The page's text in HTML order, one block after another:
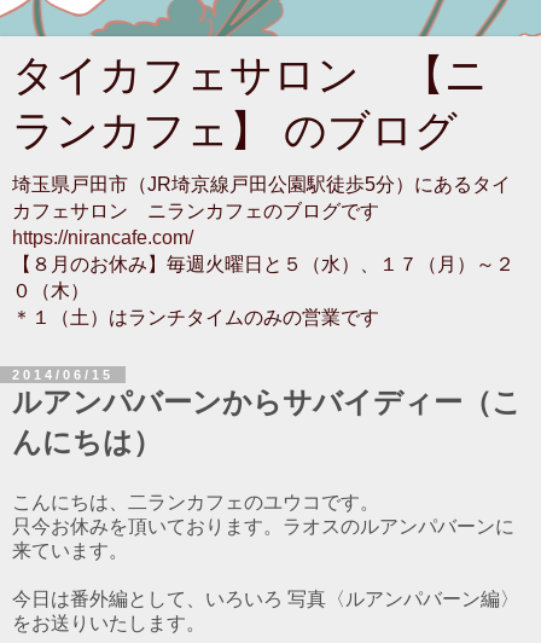
タイカフェサロン 【ニ
ランカフェ】 のブログ
埼玉県戸田市（JR埼京線戸田公園駅徒歩5分）にあるタイ
カフェサロン ニランカフェのブログです
https://nirancafe.com/
【８月のお休み】毎週火曜日と５（水）、１７（月）～２
０（木）
＊１（土）はランチタイムのみの営業です
2014/06/15
ルアンパバーンからサバイディー（こ
んにちは）
こんにちは、二ランカフェのユウコです。
只今お休みを頂いております。ラオスのルアンパバーンに
来ています。
今日は番外編として、いろいろ 写真 〈ルアンパバーン編〉
をお送りいたします。